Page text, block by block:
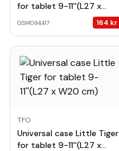
for tablet 9-11''(L27 x
GSM094417 164 kr
TFO
Universal case Little Tiger
for tablet 9-11''(L27 x